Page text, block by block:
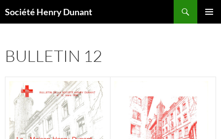
au
Société Henry Dunant
BULLETIN 12